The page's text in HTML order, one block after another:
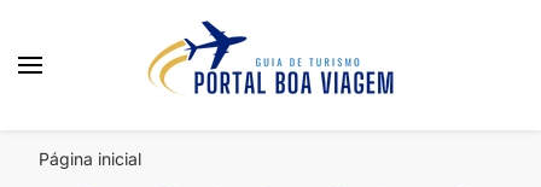
Página inicial